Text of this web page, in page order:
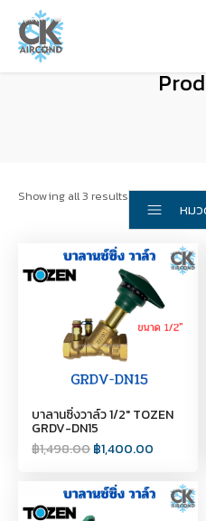
Showing all 3 results
หม
บาลานซิ่งวาล์ว 1/2" TOZEN
GRDV-DN15
฿1,498.00฿1,400.00